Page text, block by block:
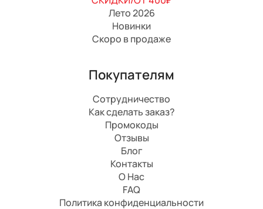
Лето 2026
Новинки
Скоро в продаже
Покупателям
Сотрудничество
Как сделать заказ?
Промокоды
Отзывы
Блог
Контакты
О Нас
FAQ
Политика конфиденциальности